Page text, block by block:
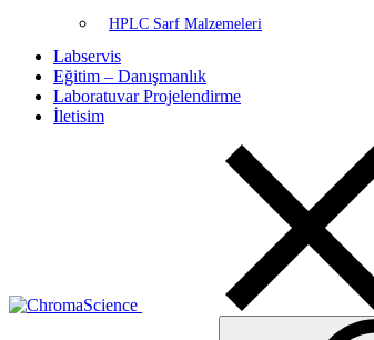
HPLC Sarf Malzemeleri
Labservis
Eğitim – Danışmanlık
Laboratuvar Projelendirme
İletisim